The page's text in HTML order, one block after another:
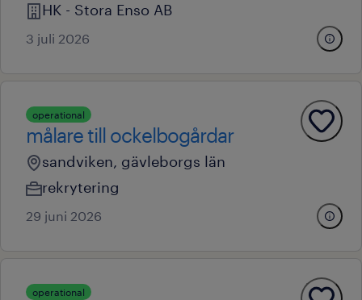
HK - Stora Enso AB
3 juli 2026
operational
målare till ockelbogårdar
sandviken, gävleborgs län
rekrytering
29 juni 2026
operational